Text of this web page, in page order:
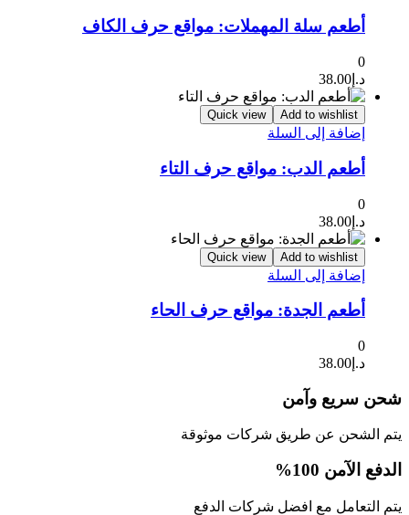
أطعم سلة المهملات: مواقع حرف الكاف
0
د.إ 38.00
Add to wishlist
Quick view
إضافة إلى السلة
أطعم الدب: مواقع حرف التاء
0
د.إ 38.00
Add to wishlist
Quick view
إضافة إلى السلة
أطعم الجدة: مواقع حرف الحاء
0
د.إ 38.00
شحن سريع وآمن
يتم الشحن عن طريق شركات موثوقة
الدفع الآمن 100%
يتم التعامل مع افضل شركات الدفع